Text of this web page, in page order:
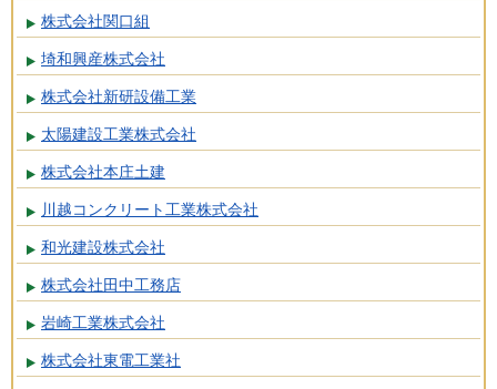
株式会社関口組
埼和興産株式会社
株式会社新研設備工業
太陽建設工業株式会社
株式会社本庄土建
川越コンクリート工業株式会社
和光建設株式会社
株式会社田中工務店
岩崎工業株式会社
株式会社東電工業社